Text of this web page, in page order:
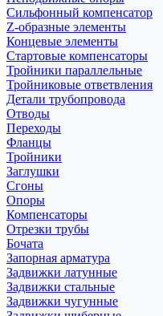
Cильфонный компенсатор
Z-образные элементы
Концевые элементы
Стартовые компенсаторы
Тройники параллельные
Тройниковые ответвления
Детали трубопровода
Отводы
Переходы
Фланцы
Тройники
Заглушки
Сгоны
Опоры
Компенсаторы
Отрезки трубы
Бочата
Запорная арматура
Задвижки латунные
Задвижки стальные
Задвижки чугунные